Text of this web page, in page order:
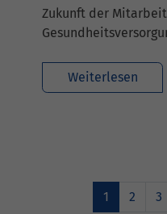
Zukunft der
Weiterlesen
1 2 3